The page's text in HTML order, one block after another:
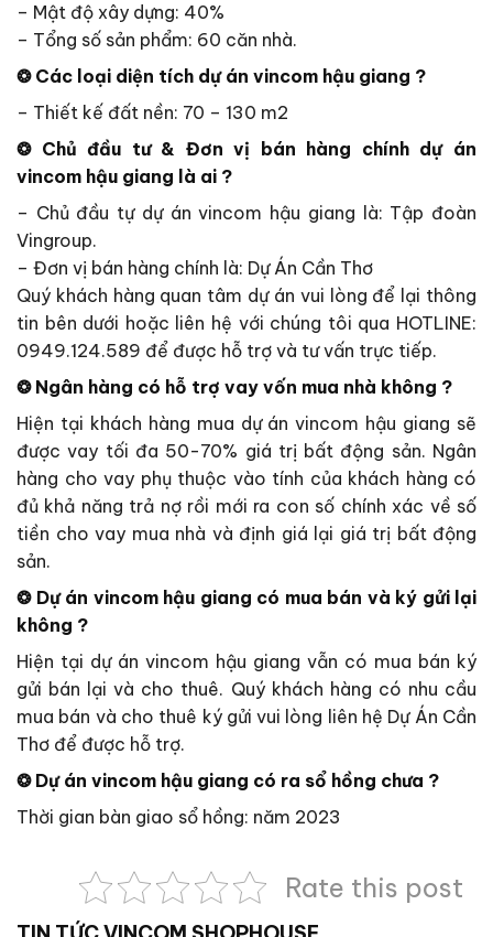
– Mật độ xây dựng: 40%
– Tổng số sản phẩm: 60 căn nhà.
❂ Các loại diện tích dự án vincom hậu giang ?
– Thiết kế đất nền: 70 – 130 m2
❂ Chủ đầu tư & Đơn vị bán hàng chính dự án
vincom hậu giang là ai ?
– Chủ đầu tự dự án vincom hậu giang là: Tập đoàn
Vingroup.
– Đơn vị bán hàng chính là: Dự Án Cần Thơ
Quý khách hàng quan tâm dự án vui lòng để lại thông
tin bên dưới hoặc liên hệ với chúng tôi qua HOTLINE:
0949.124.589 để được hỗ trợ và tư vấn trực tiếp.
❂ Ngân hàng có hỗ trợ vay vốn mua nhà không ?
Hiện tại khách hàng mua dự án vincom hậu giang sẽ
được vay tối đa 50-70% giá trị bất động sản. Ngân
hàng cho vay phụ thuộc vào tính của khách hàng có
đủ khả năng trả nợ rồi mới ra con số chính xác về số
tiền cho vay mua nhà và định giá lại giá trị bất động
sản.
❂ Dự án vincom hậu giang có mua bán và ký gửi lại
không ?
Hiện tại dự án vincom hậu giang vẫn có mua bán ký
gửi bán lại và cho thuê. Quý khách hàng có nhu cầu
mua bán và cho thuê ký gửi vui lòng liên hệ Dự Án Cần
Thơ để được hỗ trợ.
❂ Dự án vincom hậu giang có ra sổ hồng chưa ?
Thời gian bàn giao sổ hồng: năm 2023
Rate this post